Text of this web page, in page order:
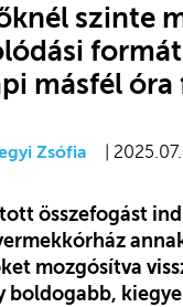
szinte
másfél
Zsófia |
összefogást
mozgósítva
boldogabb,